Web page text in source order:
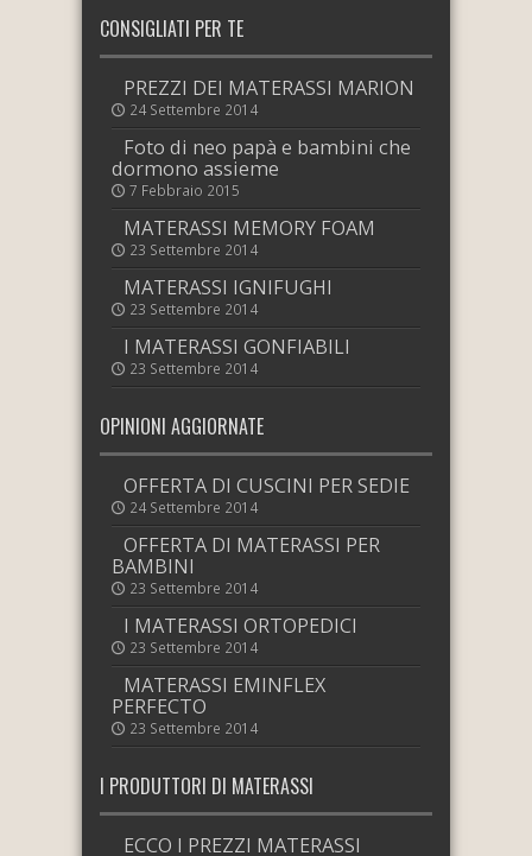
CONSIGLIATI PER TE
PREZZI DEI MATERASSI MARION
24 Settembre 2014
Foto di neo papà e bambini che
dormono assieme
7 Febbraio 2015
MATERASSI MEMORY FOAM
23 Settembre 2014
MATERASSI IGNIFUGHI
23 Settembre 2014
I MATERASSI GONFIABILI
23 Settembre 2014
OPINIONI AGGIORNATE
OFFERTA DI CUSCINI PER SEDIE
24 Settembre 2014
OFFERTA DI MATERASSI PER
BAMBINI
23 Settembre 2014
I MATERASSI ORTOPEDICI
23 Settembre 2014
MATERASSI EMINFLEX
PERFECTO
23 Settembre 2014
I PRODUTTORI DI MATERASSI
ECCO I PREZZI MATERASSI